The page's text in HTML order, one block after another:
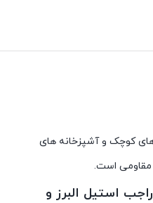
های کوچک و آشپزخانه های
مقاومی است.
استیل البرز و